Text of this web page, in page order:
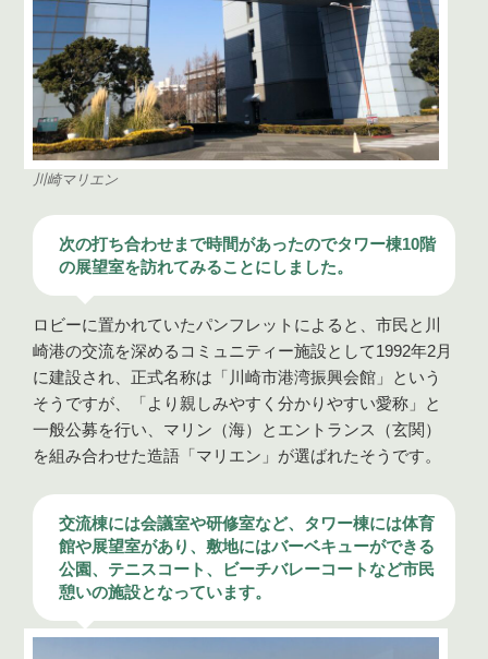
川崎マリエン
次の打ち合わせまで時間があったのでタワー棟10階
の展望室を訪れてみることにしました。
ロビーに置かれていたパンフレットによると、市民と川
崎港の交流を深めるコミュニティー施設として1992年2月
に建設され、正式名称は「川崎市港湾振興会館」という
そうですが、「より親しみやすく分かりやすい愛称」と
一般公募を行い、マリン（海）とエントランス（玄関）
を組み合わせた造語「マリエン」が選ばれたそうです。
交流棟には会議室や研修室など、タワー棟には体育
館や展望室があり、敷地にはバーベキューができる
公園、テニスコート、ビーチバレーコートなど市民
憩いの施設となっています。